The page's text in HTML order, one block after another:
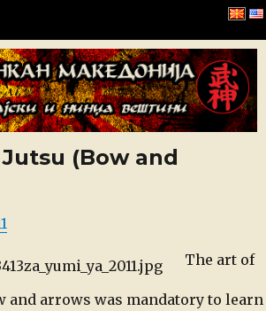
Jutsu (Bow and
The art of
and arrows was mandatory to learn